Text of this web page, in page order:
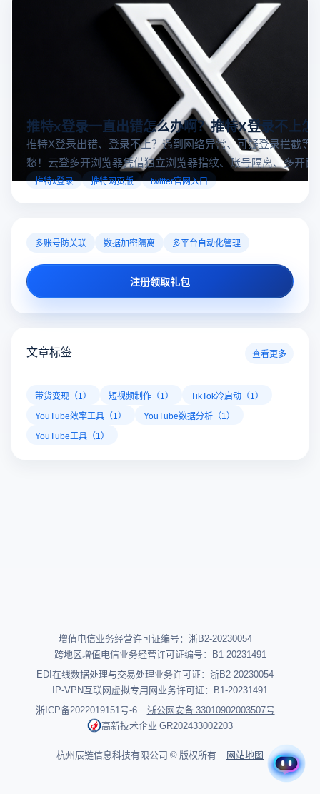
推特x登录一直出错怎么办啊？推特X登录不上怎
推特X登录出错、登录不上？遇到网络异常、可疑登录拦截等
愁！云登多开浏览器凭借独立浏览器指纹、账号隔离、多开窗
对性解决登录难题，让推特X登录更稳定安全～
推特x登录 推特网页版 twitter官网入口
多账号防关联 数据加密隔离 多平台自动化管理
注册领取礼包
文章标签 查看更多
带货变现（1） 短视频制作（1）
TikTok冷启动（1）
YouTube效率工具（1）
YouTube数据分析（1）
YouTube工具（1）
增值电信业务经营许可证编号：浙B2-20230054
跨地区增值电信业务经营许可证编号：B1-20231491
EDI在线数据处理与交易处理业务许可证：浙B2-20230054
IP-VPN互联网虚拟专用网业务许可证：B1-20231491
浙ICP备2022019151号-6
浙公网安备 33010902003507号
高新技术企业 GR202433002203
杭州辰链信息科技有限公司 © 版权所有 网站地图